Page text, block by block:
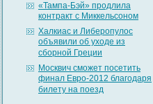
«Тампа-Бэй» продлила
контракт с Миккельсоном
Халкиас и Либеропулос
объявили об уходе из
сборной Греции
Москвич сможет посетить
финал Евро-2012 благодаря
билету на поезд